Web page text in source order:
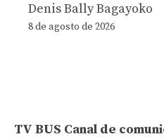
Denis Bally Bagayoko
8 de agosto de 2026
TV BUS Canal de